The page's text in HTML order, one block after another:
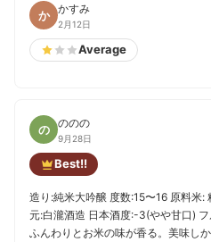
か かすみ
2月12日
Average
の ののの
9月28日
Best!!
造り:純米大吟醸 度数:15〜16 原料米:
元:白瀧酒造 日本酒度:-3(やや甘口) フ
ふんわりとお米の味が香る。美味し